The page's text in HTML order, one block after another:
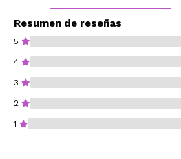
Resumen de reseñas
5
4
3
2
1